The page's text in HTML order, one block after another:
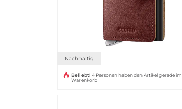
Nachhaltig
Beliebt! 4 Personen haben den Artikel gerade im
Warenkorb